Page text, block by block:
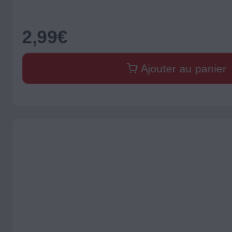
2,99€
Ajouter au panier